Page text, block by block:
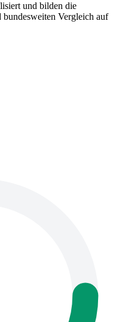
und bilden die
Vergleich auf